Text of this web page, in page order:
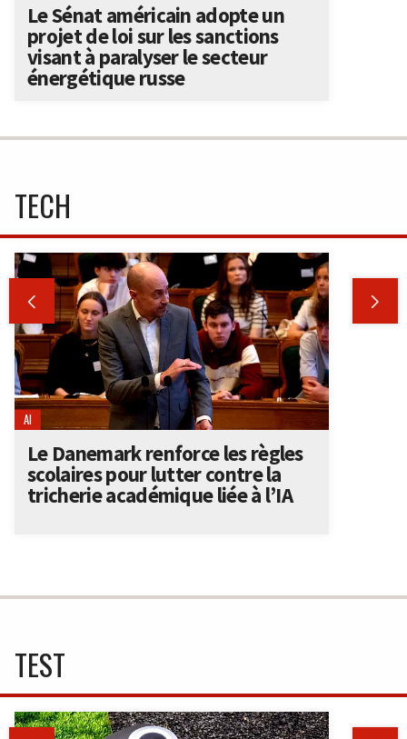
Le Sénat américain adopte un
projet de loi sur les sanctions
visant à paralyser le secteur
énergétique russe
TECH
 
AI
Le Danemark renforce les règles
scolaires pour lutter contre la
tricherie académique liée à l’IA
TEST